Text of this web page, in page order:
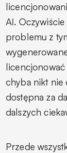
AI.
problemu z
chyba nikt nie
dostępna za
dalszych
Przede